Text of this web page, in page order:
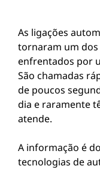
As ligações
tornaram um
enfrentados por
São chamadas
de poucos
dia e raramente
atende.
A informação é do
tecnologias de